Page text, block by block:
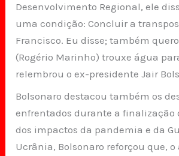
Desenvolvimento Regional, ele
uma condição: Concluir a
Francisco. Eu disse; também
(Rogério Marinho) trouxe água
relembrou o ex-presidente Jair
Bolsonaro destacou também os
enfrentados durante a finalização
dos impactos da pandemia e da
Ucrânia, Bolsonaro reforçou que,